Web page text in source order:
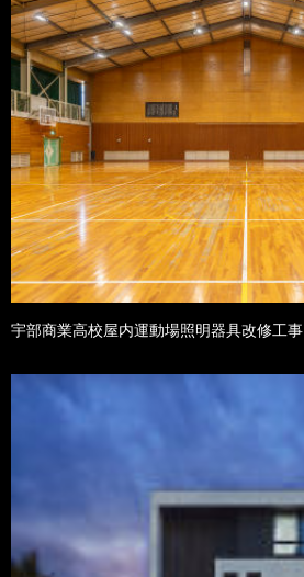
宇部商業高校屋内運動場照明器具改修工事